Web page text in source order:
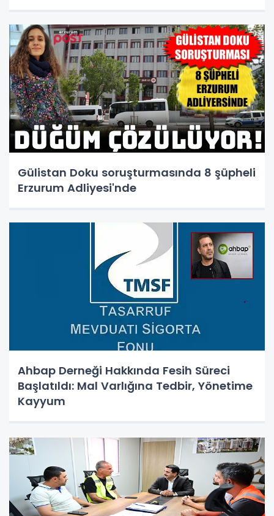
Gülistan Doku soruşturmasında 8 şüpheli
Erzurum Adliyesi'nde
Ahbap Derneği Hakkında Fesih Süreci
Başlatıldı: Mal Varlığına Tedbir, Yönetime
Kayyum